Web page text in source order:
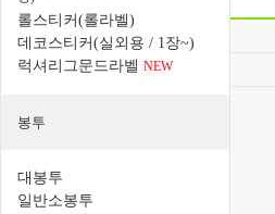
롤스티커(롤라벨)
데코스티커(실외용 / 1장~)
럭셔리그문드라벨 NEW
봉투
대봉투
일반소봉투